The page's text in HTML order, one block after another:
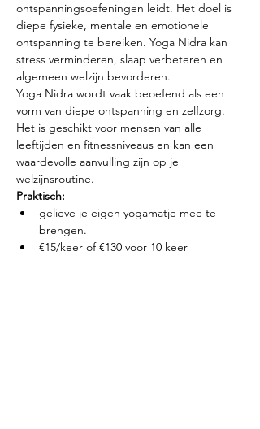
ontspanningsoefeningen leidt. Het doel is
diepe fysieke, mentale en emotionele
ontspanning te bereiken. Yoga Nidra kan
stress verminderen, slaap verbeteren en
algemeen welzijn bevorderen.
Yoga Nidra wordt vaak beoefend als een
vorm van diepe ontspanning en zelfzorg.
Het is geschikt voor mensen van alle
leeftijden en fitnessniveaus en kan een
waardevolle aanvulling zijn op je
welzijnsroutine.
Praktisch:
gelieve je eigen yogamatje mee te
brengen.
€15/keer of €130 voor 10 keer